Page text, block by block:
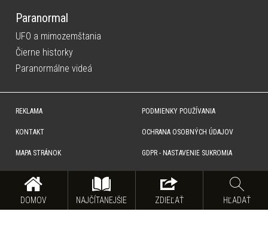
DOMOV NAJČÍTANEJŠIE ZDIEĽAŤ HĽADAŤ
Paranormal
UFO a mimozemštania
Čierne historky
Paranormálne videá
REKLAMA
KONTAKT
MAPA STRÁNOK
PODMIENKY POUŽÍVANIA
OCHRANA OSOBNÝCH ÚDAJOV
GDPR - NASTAVENIE SUKROMIA
súhlas na rozmnožovanie, šírenie a na verejný prenos obsahu. Na tejto stránke môžu byť umiestnené reklamné
odkazy, alebo reklamné produkty.